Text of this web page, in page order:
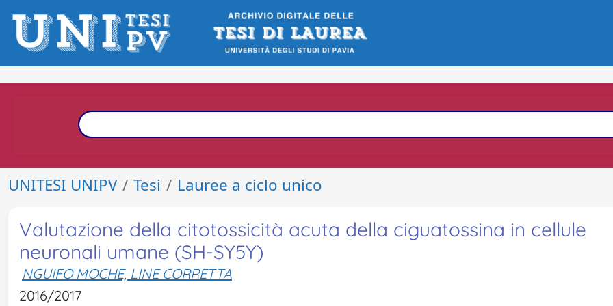
UNITESI UNIPV Tesi Lauree a ciclo unico
Valutazione della citotossicità acuta della ciguatossina in cellule
neuronali umane (SH-SY5Y)
NGUIFO MOCHE, LINE CORRETTA
2016/2017